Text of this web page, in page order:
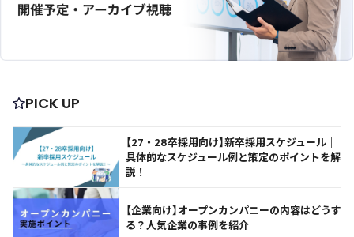
PICK UP
【27・28卒採用向け】新卒採用スケジュール｜
具体的なスケジュール例と策定のポイントを解
説！
【企業向け】オープンカンパニーの内容はどうす
る？人気企業の事例を紹介